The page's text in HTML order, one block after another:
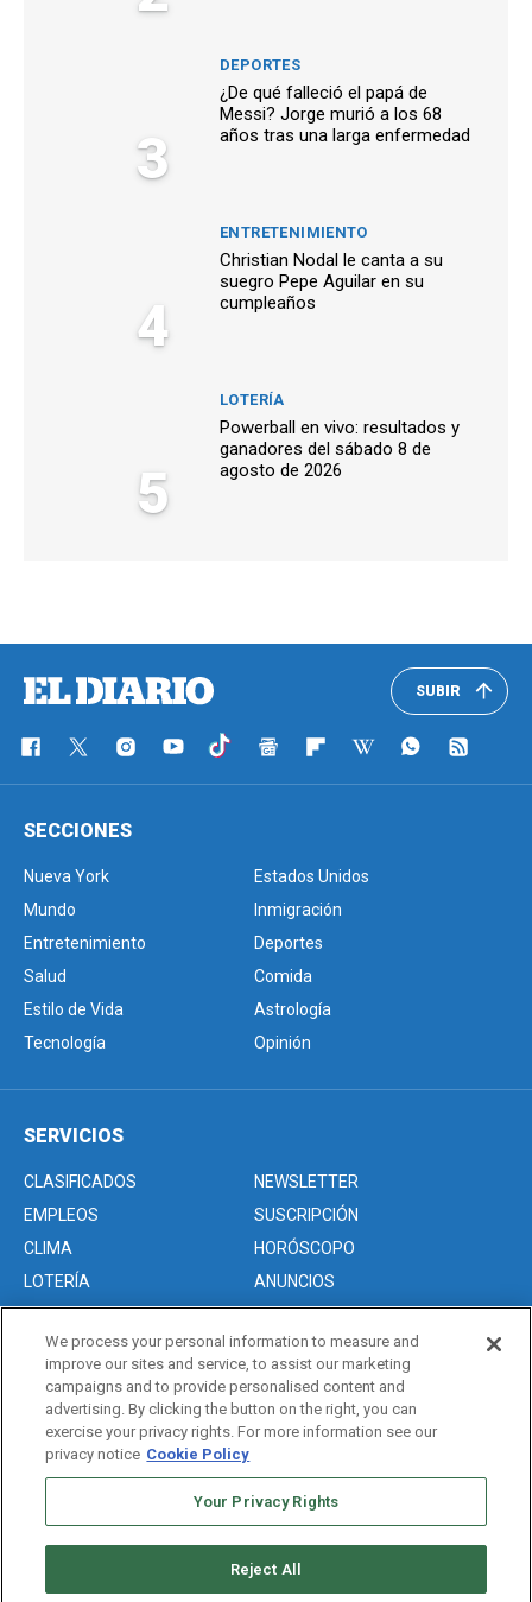
3
DEPORTES
¿De qué falleció el papá de
Messi? Jorge murió a los 68
años tras una larga enfermedad
4
ENTRETENIMIENTO
Christian Nodal le canta a su
suegro Pepe Aguilar en su
cumpleaños
5
LOTERÍA
Powerball en vivo: resultados y
ganadores del sábado 8 de
agosto de 2026
SUBIR
SECCIONES
Nueva York
Estados Unidos
Mundo
Inmigración
Entretenimiento
Deportes
Salud
Comida
Estilo de Vida
Astrología
Tecnología
Opinión
SERVICIOS
CLASIFICADOS
NEWSLETTER
EMPLEOS
SUSCRIPCIÓN
CLIMA
HORÓSCOPO
LOTERÍA
ANUNCIOS
Acerca de nosotros
Advertise with Us/Anuncios
Politica de Privacidad
Editorial Guidelines
We process your personal information to measure and
improve our sites and service, to assist our marketing
campaigns and to provide personalised content and
advertising. By clicking the button on the right, you can
exercise your privacy rights. For more information see our
privacy notice Cookie Policy
Your Privacy Rights
Reject All